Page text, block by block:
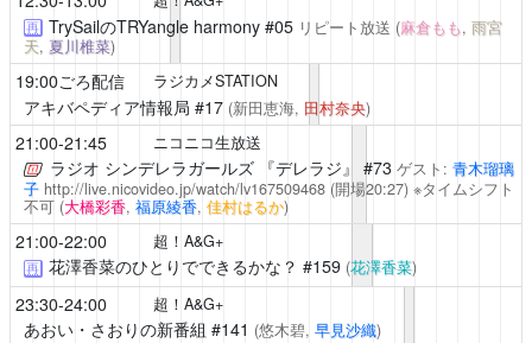
再 TrySailのTRYangle harmony#05 リピート放送 (麻倉もも, 雨宮
天, 夏川椎菜)
19:00ごろ配信 ラジカメSTATION
アキバペディア情報局 #17 (新田恵海, 田村奈央)
21:00-21:45 ニコニコ生放送
ラジオ シンデレラガールズ 『デレラジ』 #73 ゲスト: 青木瑠璃
子 http://live.nicovideo.jp/watch/lv167509468(開場20:27) ※タイムシフト
不可 (大橋彩香, 福原綾香, 佳村はるか)
21:00-22:00 超！A&G+
再 花澤香菜のひとりでできるかな？ #159 (花澤香菜)
23:30-24:00 超！A&G+
あおい・さおりの新番組 #141 (悠木碧, 早見沙織)